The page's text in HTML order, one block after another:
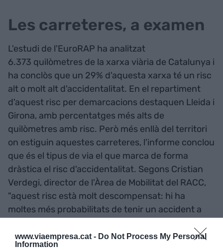
www.viaempresa.cat - Do Not Process My Personal
Information
Les carreteres, a examen
L'estudi de l'EuroRAP ha analitzat
6.373 quilòmetres de la xarxa viària de Catalunya i
ha conclòs que un 29% d'aquesta xarxa té un risc
alt o molt alt d'accidentalitat. En el repartiment
d'aquest risc per demarcacions destaquen Lleida i
Girona, amb percentatges més alts de
quilòmetres amb risc. Però més enllà del territori
on estiguin aquestes carreteres, l'informe conclou
que és el tipus de via el que marca de forma
dràstica el risc d'accidentalitat. Segons Cristian
Verdegi, director de l'Àrea de Mobilitat del RACC,
"aquest risc està molt descompensat: hi ha
moltes més probabilitats de tenir un accident a
sentit) que a les autovies o autopistes".